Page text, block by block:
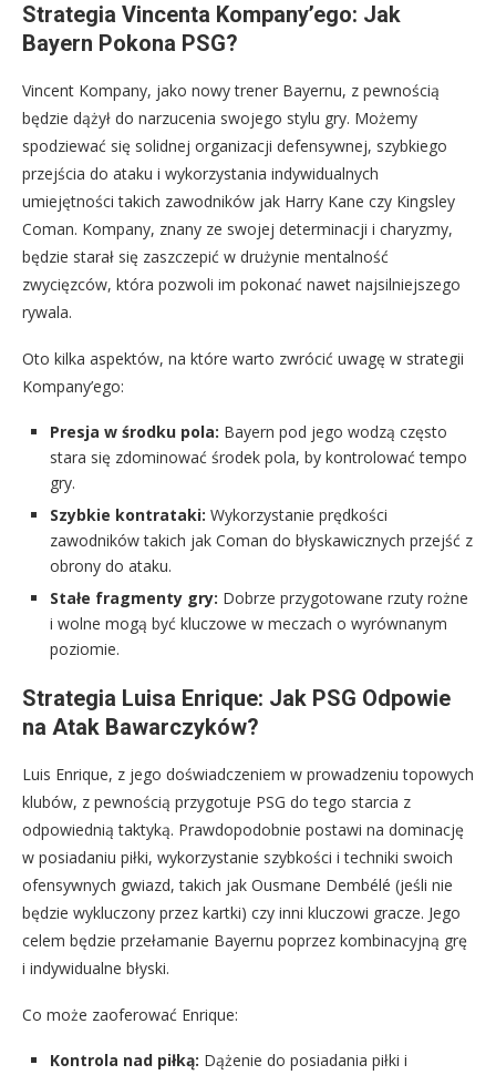
Strategia Vincenta Kompany’ego: Jak
Bayern Pokona PSG?
Vincent Kompany, jako nowy trener Bayernu, z pewnością
będzie dążył do narzucenia swojego stylu gry. Możemy
spodziewać się solidnej organizacji defensywnej, szybkiego
przejścia do ataku i wykorzystania indywidualnych
umiejętności takich zawodników jak Harry Kane czy Kingsley
Coman. Kompany, znany ze swojej determinacji i charyzmy,
będzie starał się zaszczepić w drużynie mentalność
zwycięzców, która pozwoli im pokonać nawet najsilniejszego
rywala.
Oto kilka aspektów, na które warto zwrócić uwagę w strategii
Kompany’ego:
Presja w środku pola: Bayern pod jego wodzą często
stara się zdominować środek pola, by kontrolować tempo
gry.
Szybkie kontrataki: Wykorzystanie prędkości
zawodników takich jak Coman do błyskawicznych przejść z
obrony do ataku.
Stałe fragmenty gry: Dobrze przygotowane rzuty rożne
i wolne mogą być kluczowe w meczach o wyrównanym
poziomie.
Strategia Luisa Enrique: Jak PSG Odpowie
na Atak Bawarczyków?
Luis Enrique, z jego doświadczeniem w prowadzeniu topowych
klubów, z pewnością przygotuje PSG do tego starcia z
odpowiednią taktyką. Prawdopodobnie postawi na dominację
w posiadaniu piłki, wykorzystanie szybkości i techniki swoich
ofensywnych gwiazd, takich jak Ousmane Dembélé (jeśli nie
będzie wykluczony przez kartki) czy inni kluczowi gracze. Jego
celem będzie przełamanie Bayernu poprzez kombinacyjną grę
i indywidualne błyski.
Co może zaoferować Enrique:
Kontrola nad piłką: Dążenie do posiadania piłki i